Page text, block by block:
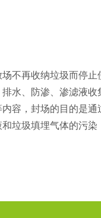
不再收纳垃圾而停止
水、防渗、渗滤液
容，封场的目的是
垃圾填埋气体的污染